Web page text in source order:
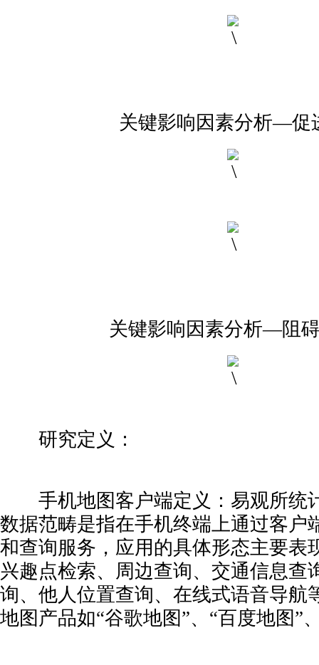
关键影响因素分析—促
关键影响因素分析—阻
研究定义：
手机地图客户端定义：易观所统
数据范畴是指在手机终端上通过客户
和查询服务，应用的具体形态主要表
兴趣点检索、周边查询、交通信息查
询、他人位置查询、在线式语音导航
地图产品如“谷歌地图”、“百度地图”